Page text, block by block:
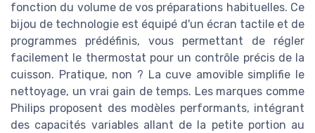
fonction du volume de vos préparations habituelles. Ce
bijou de technologie est équipé d'un écran tactile et de
programmes prédéfinis, vous permettant de régler
facilement le thermostat pour un contrôle précis de la
cuisson. Pratique, non ? La cuve amovible simplifie le
nettoyage, un vrai gain de temps. Les marques comme
Philips proposent des modèles performants, intégrant
des capacités variables allant de la petite portion au